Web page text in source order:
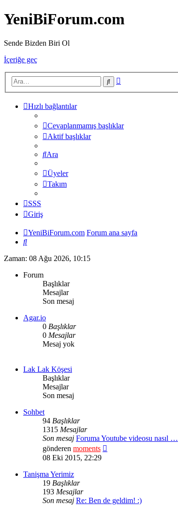
YeniBiForum.com
Sende Bizden Biri Ol
İçeriğe geç
Ara
Hızlı bağlantılar
Cevaplanmamış başlıklar
Aktif başlıklar
Ara
Üyeler
Takım
SSS
Giriş
YeniBiForum.com Forum ana sayfa
Ara
Zaman: 08 Ağu 2026, 10:15
Forum
Başlıklar
Mesajlar
Son mesaj
Agar.io
0 Başlıklar
0 Mesajlar
Mesaj yok
Lak Lak Köşesi
Başlıklar
Mesajlar
Son mesaj
Sohbet
94 Başlıklar
1315 Mesajlar
Son mesaj Foruma Youtube videosu nasıl …
gönderen moments
08 Eki 2015, 22:29
Tanişma Yerimiz
19 Başlıklar
193 Mesajlar
Son mesaj Re: Ben de geldim! :)